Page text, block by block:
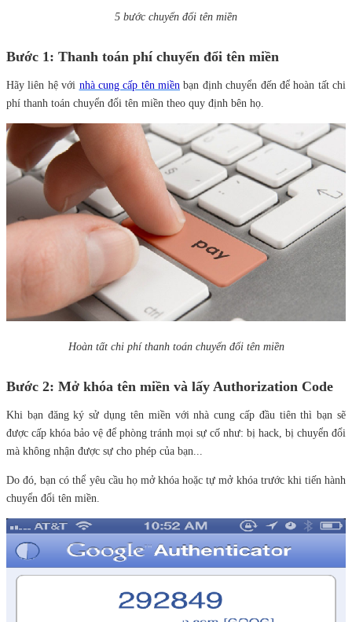
5 bước chuyển đổi tên miền
Bước 1: Thanh toán phí chuyển đổi tên miền
Hãy liên hệ với nhà cung cấp tên miền bạn định chuyển đến để hoàn tất chi
phí thanh toán chuyển đổi tên miền theo quy định bên họ.
Hoàn tất chi phí thanh toán chuyển đổi tên miền
Bước 2: Mở khóa tên miền và lấy Authorization Code
Khi bạn đăng ký sử dụng tên miền với nhà cung cấp đầu tiên thì bạn sẽ
được cấp khóa bảo vệ để phòng tránh mọi sự cố như: bị hack, bị chuyển đổi
mà không nhận được sự cho phép của bạn...
Do đó, bạn có thể yêu cầu họ mở khóa hoặc tự mở khóa trước khi tiến hành
chuyển đổi tên miền.